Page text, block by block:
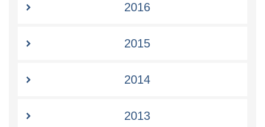
2016
2015
2014
2013